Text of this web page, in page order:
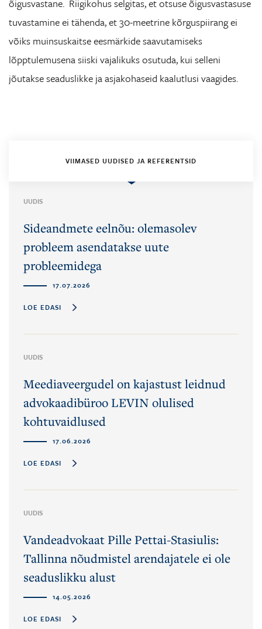
õigusvastane. Riigikohus selgitas, et otsuse õigusvastasuse
tuvastamine ei tähenda, et 30-meetrine kõrguspiirang ei
võiks muinsuskaitse eesmärkide saavutamiseks
lõpptulemusena siiski vajalikuks osutuda, kui selleni
jõutakse seaduslikke ja asjakohaseid kaalutlusi vaagides.
VIIMASED UUDISED JA REFERENTSID
UUDIS
Sideandmete eelnõu: olemasolev
probleem asendatakse uute
probleemidega
17.07.2026
LOE EDASI
UUDIS
Meediaveergudel on kajastust leidnud
advokaadibüroo LEVIN olulised
kohtuvaidlused
17.06.2026
LOE EDASI
UUDIS
Vandeadvokaat Pille Pettai-Stasiulis:
Tallinna nõudmistel arendajatele ei ole
seaduslikku alust
14.05.2026
LOE EDASI